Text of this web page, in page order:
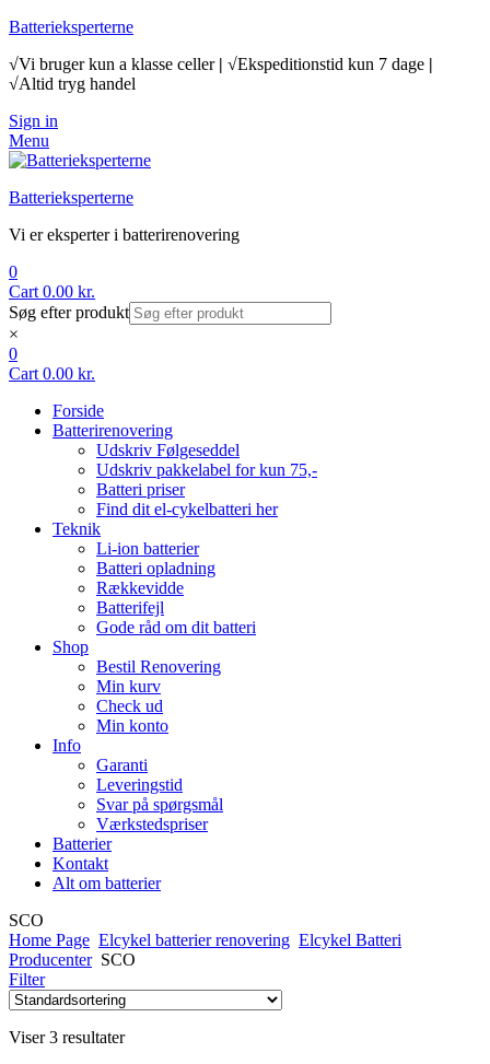
Batterieksperterne
√Vi bruger kun a klasse celler | √Ekspeditionstid kun 7 dage |
√Altid tryg handel
Sign in
Menu
Batterieksperterne
Vi er eksperter i batterirenovering
0
Cart 0.00 kr.
Søg efter produkt
×
0
Cart 0.00 kr.
Forside
Batterirenovering
Udskriv Følgeseddel
Udskriv pakkelabel for kun 75,-
Batteri priser
Find dit el-cykelbatteri her
Teknik
Li-ion batterier
Batteri opladning
Rækkevidde
Batterifejl
Gode råd om dit batteri
Shop
Bestil Renovering
Min kurv
Check ud
Min konto
Info
Garanti
Leveringstid
Svar på spørgsmål
Værkstedspriser
Batterier
Kontakt
Alt om batterier
SCO
Home Page Elcykel batterier renovering Elcykel Batteri
Producenter SCO
Filter
Viser 3 resultater